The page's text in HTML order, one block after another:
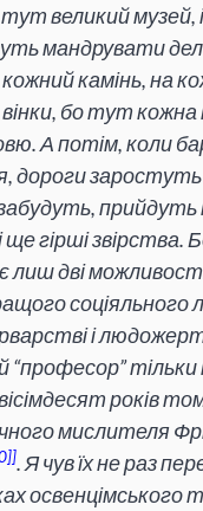
великий музей,
мандрувати
камінь, на
бо тут кожна
А потім, коли
дороги
прийдуть
ще гірші звірства.
дві
соціяльного
і
“професор”
років
мислителя
. Я чув їх не раз
освенцімського